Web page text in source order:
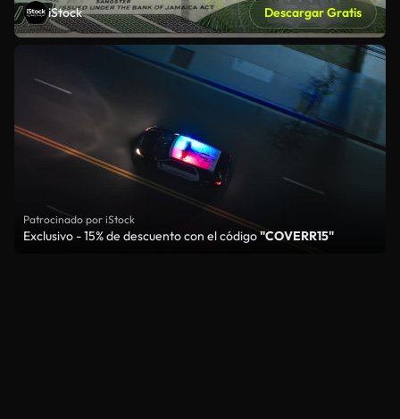
iStock Descargar Gratis
Patrocinado por iStock
Exclusivo - 15% de descuento con el código"COVERR15"